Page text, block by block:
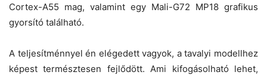
Cortex-A55 mag, valamint egy Mali-G72 MP18 grafikus
gyorsító található.
A teljesítménnyel én elégedett vagyok, a tavalyi modellhez
képest természtesen fejlődött. Ami kifogásolható lehet,